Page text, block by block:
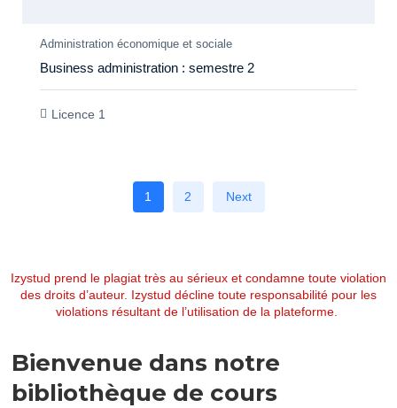
Administration économique et sociale
Business administration : semestre 2
Licence 1
1 2 Next
Izystud prend le plagiat très au sérieux et condamne toute violation
des droits d’auteur. Izystud décline toute responsabilité pour les
violations résultant de l’utilisation de la plateforme.
Bienvenue dans notre
bibliothèque de cours